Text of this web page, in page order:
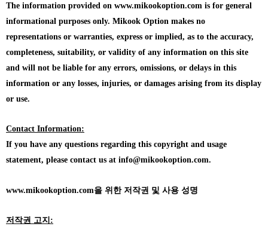
The information provided on www.mikookoption.com is for general
informational purposes only. Mikook Option makes no
representations or warranties, express or implied, as to the accuracy,
completeness, suitability, or validity of any information on this site
and will not be liable for any errors, omissions, or delays in this
information or any losses, injuries, or damages arising from its display
or use.
Contact Information:
If you have any questions regarding this copyright and usage
statement, please contact us at info@mikookoption.com.
www.mikookoption.com을 위한 저작권 및 사용 성명
저작권 고지: